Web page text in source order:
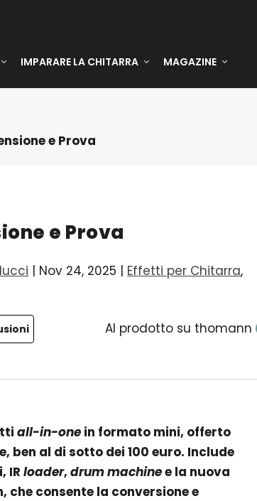
IMPARARE LA CHITARRA MAGAZINE
e Prova
e Prova
| Nov 24, 2025 | Effetti per Chitarra,
Al prodotto su thomann
all-in-one in formato mini, offerto
ben al di sotto dei 100 euro. Include
IR loader, drum machinee la nuova
che consente la conversione e